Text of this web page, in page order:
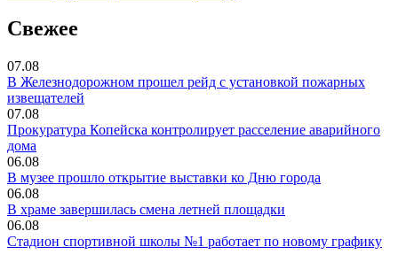
Свежее
07.08
В Железнодорожном прошел рейд с установкой пожарных
извещателей
07.08
Прокуратура Копейска контролирует расселение аварийного
дома
06.08
В музее прошло открытие выставки ко Дню города
06.08
В храме завершилась смена летней площадки
06.08
Стадион спортивной школы №1 работает по новому графику